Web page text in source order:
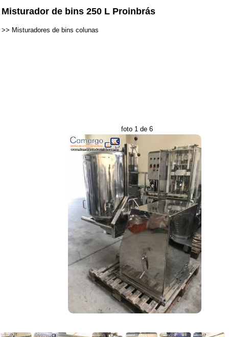
Misturador de bins 250 L Proinbrás
>> Misturadores de bins colunas
foto 1 de 6